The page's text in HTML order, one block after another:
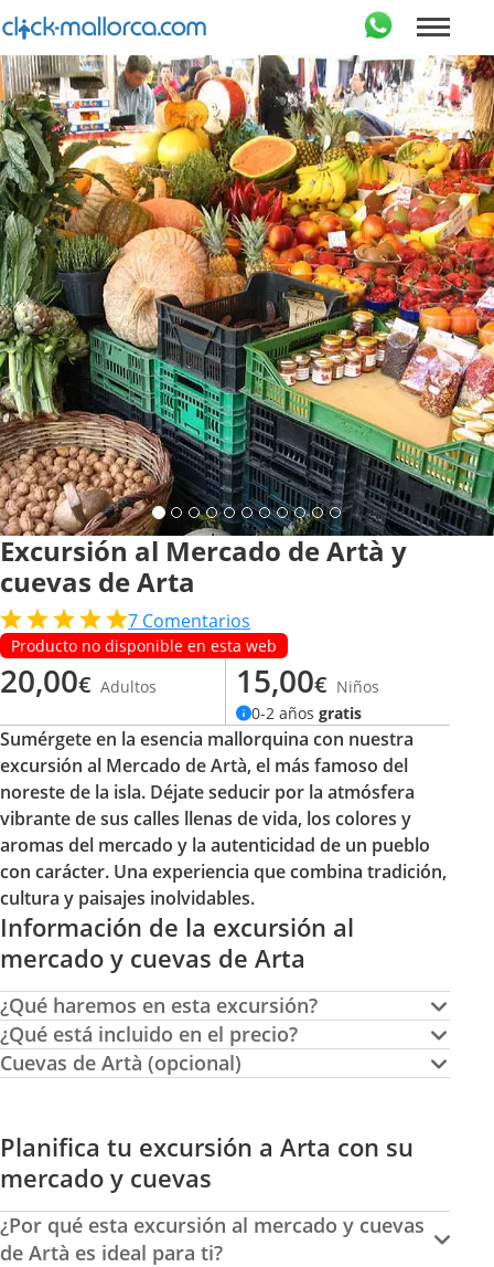
Excursión al Mercado de Artà y
cuevas de Arta
7 Comentarios
Producto no disponible en esta web
20,00€ Adultos 15,00€ Niños
0-2 años gratis
Sumérgete en la esencia mallorquina con nuestra
excursión al Mercado de Artà, el más famoso del
noreste de la isla. Déjate seducir por la atmósfera
vibrante de sus calles llenas de vida, los colores y
aromas del mercado y la autenticidad de un pueblo
con carácter. Una experiencia que combina tradición,
cultura y paisajes inolvidables.
Información de la excursión al
mercado y cuevas de Arta
¿Qué haremos en esta excursión?
¿Qué está incluido en el precio?
Cuevas de Artà (opcional)
Planifica tu excursión a Arta con su
mercado y cuevas
¿Por qué esta excursión al mercado y cuevas
de Artà es ideal para ti?